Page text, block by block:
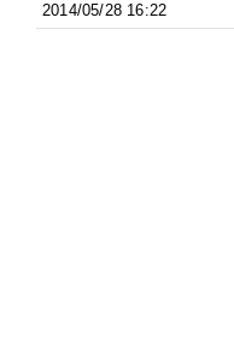
2014/05/28 16:22